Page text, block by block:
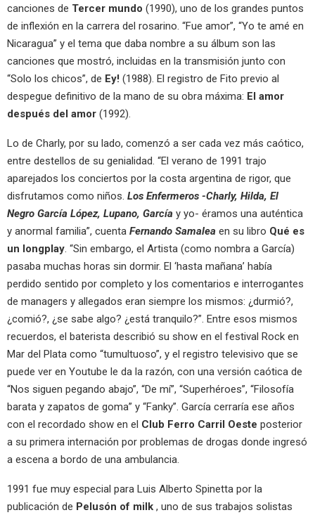
canciones de Tercer mundo (1990), uno de los grandes puntos
de inflexión en la carrera del rosarino. “Fue amor”, “Yo te amé en
Nicaragua” y el tema que daba nombre a su álbum son las
canciones que mostró, incluidas en la transmisión junto con
“Solo los chicos”, de Ey! (1988). El registro de Fito previo al
despegue definitivo de la mano de su obra máxima: El amor
después del amor (1992).
Lo de Charly, por su lado, comenzó a ser cada vez más caótico,
entre destellos de su genialidad. “El verano de 1991 trajo
aparejados los conciertos por la costa argentina de rigor, que
disfrutamos como niños. Los Enfermeros -Charly, Hilda, El
Negro García López, Lupano, García y yo- éramos una auténtica
y anormal familia”, cuenta Fernando Samalea en su libro Qué es
un longplay. “Sin embargo, el Artista (como nombra a García)
pasaba muchas horas sin dormir. El ‘hasta mañana’ había
perdido sentido por completo y los comentarios e interrogantes
de managers y allegados eran siempre los mismos: ¿durmió?,
¿comió?, ¿se sabe algo? ¿está tranquilo?”. Entre esos mismos
recuerdos, el baterista describió su show en el festival Rock en
Mar del Plata como “tumultuoso”, y el registro televisivo que se
puede ver en Youtube le da la razón, con una versión caótica de
“Nos siguen pegando abajo”, “De mí”, “Superhéroes”, “Filosofía
barata y zapatos de goma” y “Fanky”. García cerraría ese años
con el recordado show en el Club Ferro Carril Oeste posterior
a su primera internación por problemas de drogas donde ingresó
a escena a bordo de una ambulancia.
1991 fue muy especial para Luis Alberto Spinetta por la
publicación de Pelusón of milk , uno de sus trabajos solistas